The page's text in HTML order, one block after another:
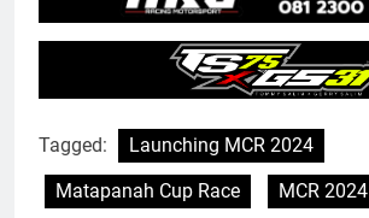
Tagged:
Launching MCR 2024
Matapanah Cup Race
MCR 2024